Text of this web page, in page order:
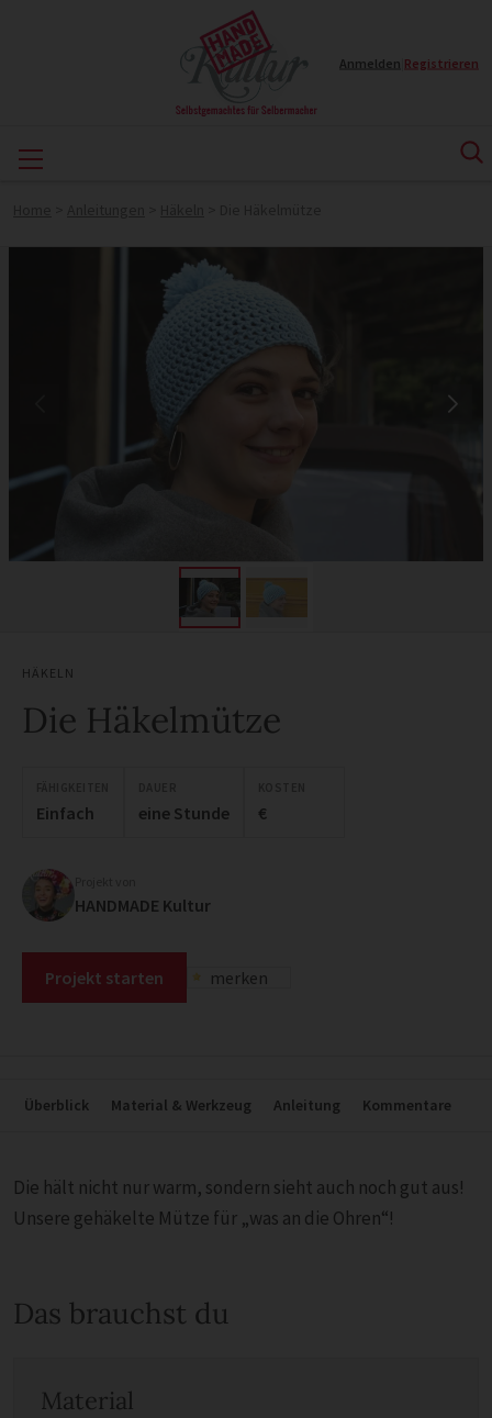
Anmelden Registrieren
HÄKELN
Die Häkelmütze
Einfach eine Stunde €
HANDMADE Kultur
Projekt starten merken
Überblick Material & Werkzeug Anleitung Kommentare
Die hält nicht nur warm, sondern sieht auch noch gut aus!
Unsere gehäkelte Mütze für „was an die Ohren“!
Das brauchst du
Material